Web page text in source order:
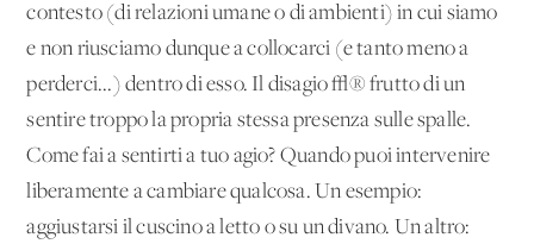
contesto (di relazioni umane o di ambienti) in cui siamo
e non riusciamo dunque a collocarci (e tanto meno a
perderci...) dentro di esso. Il disagio √® frutto di un
sentire troppo la propria stessa presenza sulle spalle.
Come fai a sentirti a tuo agio? Quando puoi intervenire
liberamente a cambiare qualcosa. Un esempio:
aggiustarsi il cuscino a letto o su un divano. Un altro: